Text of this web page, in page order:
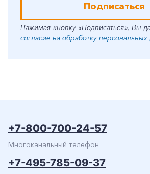
Подписаться
Нажимая кнопку «Подписаться», Вы
согласие на обработку
+7-800-700-24-57
Многоканальный телефон
+7-495-785-09-37